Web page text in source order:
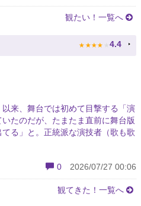
観たい！一覧へ
★ ★ ★ ★ ★ 4.4
来、舞台では初めて目撃する「演
たのだが、たまたま直前に舞台版
てる」と。正統派な演技者（歌も歌
0 2026/07/27 00:06
観てきた！一覧へ